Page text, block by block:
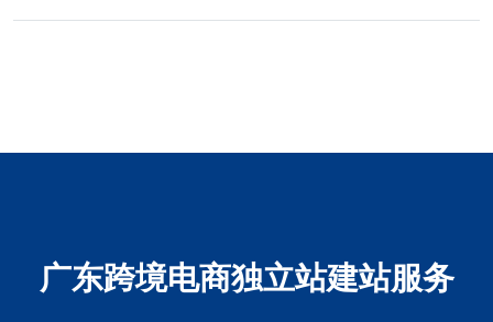
广东跨境电商独立站建站服务